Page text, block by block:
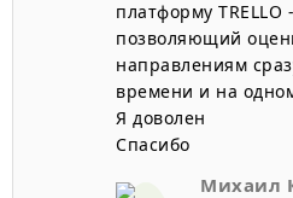
платформу TRELLO
позволяющий
направлениям
времени и на
Я доволен
Спасибо
Михаил